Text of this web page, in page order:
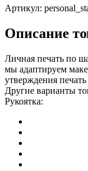
Артикул:
Описание
Личная печать по
мы адаптируем
утверждения
Другие варианты
Рукоятка: